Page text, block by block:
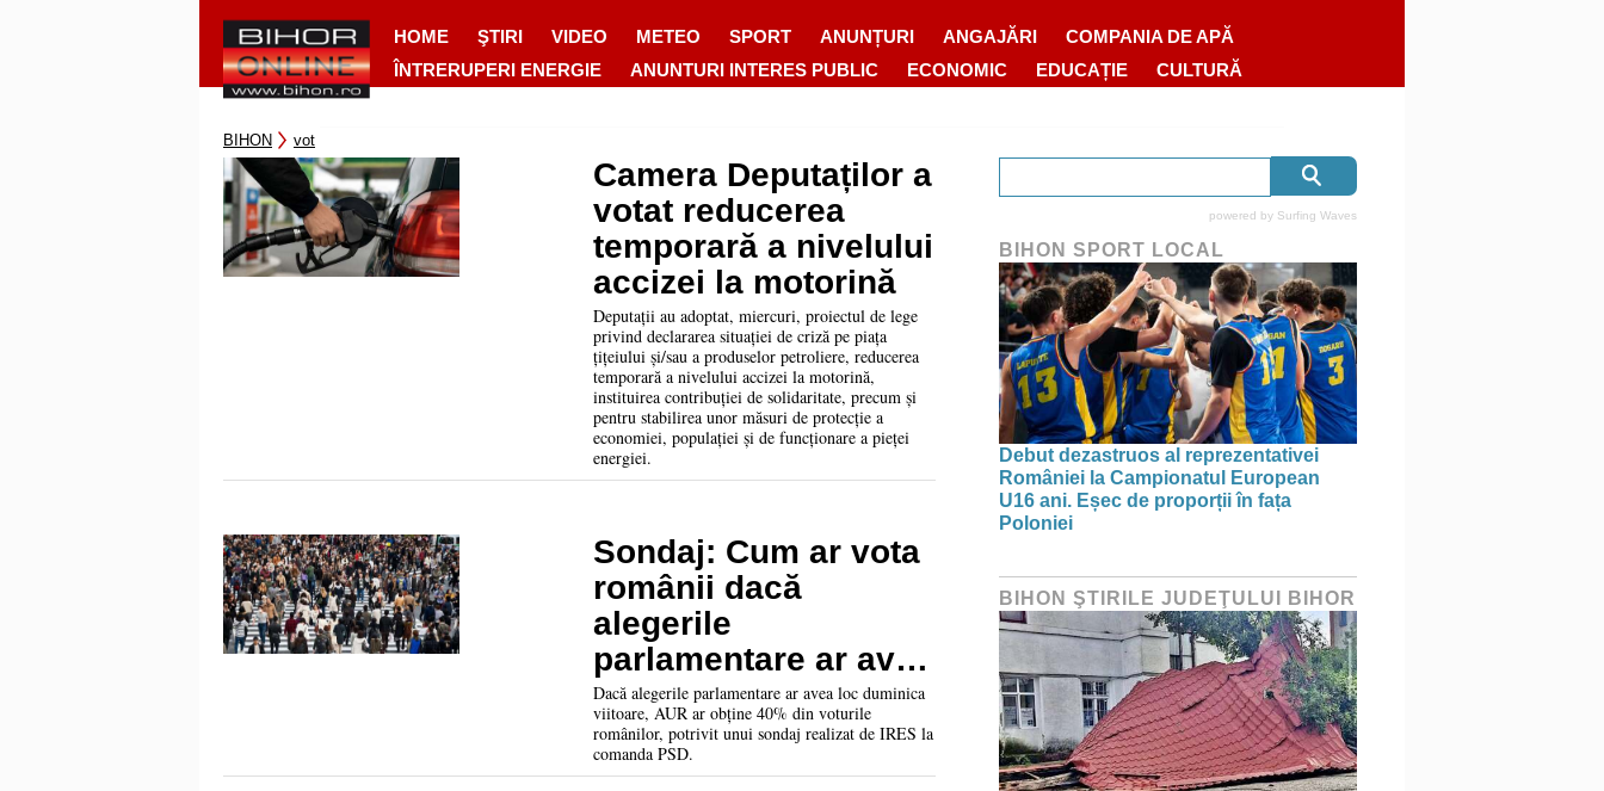
HOME ŞTIRI VIDEO METEO SPORT ANUNȚURI ANGAJĂRI
COMPANIA DE APĂ
ÎNTRERUPERI ENERGIE
ANUNTURI INTERES PUBLIC ECONOMIC EDUCAȚIE CULTURĂ
BIHON vot
Camera Deputaților a
votat reducerea
temporară a nivelului
accizei la motorină
Deputații au adoptat, miercuri, proiectul de lege
privind declararea situației de criză pe piața
țițeiului și/sau a produselor petroliere, reducerea
temporară a nivelului accizei la motorină,
instituirea contribuției de solidaritate, precum și
pentru stabilirea unor măsuri de protecție a
economiei, populației și de funcționare a pieței
energiei.
Sondaj: Cum ar vota
românii dacă
alegerile
parlamentare ar avea
loc duminica viitoare
Dacă alegerile parlamentare ar avea loc duminica
viitoare, AUR ar obține 40% din voturile
românilor, potrivit unui sondaj realizat de IRES la
comanda PSD.
powered by Surfing Waves
BIHON SPORT LOCAL
Debut dezastruos al reprezentativei
României la Campionatul European
U16 ani. Eșec de proporții în fața
Poloniei
BIHON ŞTIRILE JUDEŢULUI BIHOR